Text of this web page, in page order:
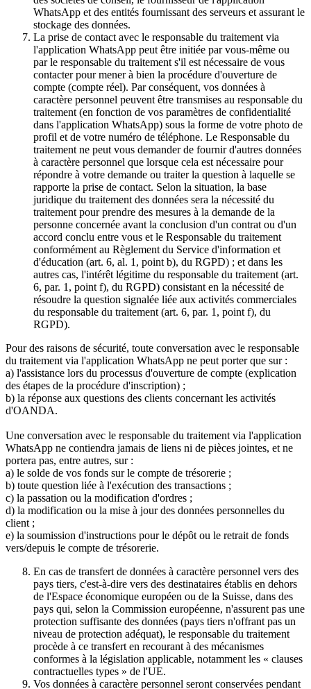
WhatsApp et des entités fournissant des serveurs et assurant le
stockage des données.
La prise de contact avec le responsable du traitement via
l'application WhatsApp peut être initiée par vous-même ou
par le responsable du traitement s'il est nécessaire de vous
contacter pour mener à bien la procédure d'ouverture de
compte (compte réel). Par conséquent, vos données à
caractère personnel peuvent être transmises au responsable du
traitement (en fonction de vos paramètres de confidentialité
dans l'application WhatsApp) sous la forme de votre photo de
profil et de votre numéro de téléphone. Le Responsable du
traitement ne peut vous demander de fournir d'autres données
à caractère personnel que lorsque cela est nécessaire pour
répondre à votre demande ou traiter la question à laquelle se
rapporte la prise de contact. Selon la situation, la base
juridique du traitement des données sera la nécessité du
traitement pour prendre des mesures à la demande de la
personne concernée avant la conclusion d'un contrat ou d'un
accord conclu entre vous et le Responsable du traitement
conformément au Règlement du Service d'information et
d'éducation (art. 6, al. 1, point b), du RGPD) ; et dans les
autres cas, l'intérêt légitime du responsable du traitement (art.
6, par. 1, point f), du RGPD) consistant en la nécessité de
résoudre la question signalée liée aux activités commerciales
du responsable du traitement (art. 6, par. 1, point f), du
RGPD).
Pour des raisons de sécurité, toute conversation avec le responsable
du traitement via l'application WhatsApp ne peut porter que sur :
a) l'assistance lors du processus d'ouverture de compte (explication
des étapes de la procédure d'inscription) ;
b) la réponse aux questions des clients concernant les activités
d'OANDA.
Une conversation avec le responsable du traitement via l'application
WhatsApp ne contiendra jamais de liens ni de pièces jointes, et ne
portera pas, entre autres, sur :
a) le solde de vos fonds sur le compte de trésorerie ;
b) toute question liée à l'exécution des transactions ;
c) la passation ou la modification d'ordres ;
d) la modification ou la mise à jour des données personnelles du
client ;
e) la soumission d'instructions pour le dépôt ou le retrait de fonds
vers/depuis le compte de trésorerie.
En cas de transfert de données à caractère personnel vers des
pays tiers, c'est-à-dire vers des destinataires établis en dehors
de l'Espace économique européen ou de la Suisse, dans des
pays qui, selon la Commission européenne, n'assurent pas une
protection suffisante des données (pays tiers n'offrant pas un
niveau de protection adéquat), le responsable du traitement
procède à ce transfert en recourant à des mécanismes
conformes à la législation applicable, notamment les « clauses
contractuelles types » de l'UE.
Vos données à caractère personnel seront conservées pendant